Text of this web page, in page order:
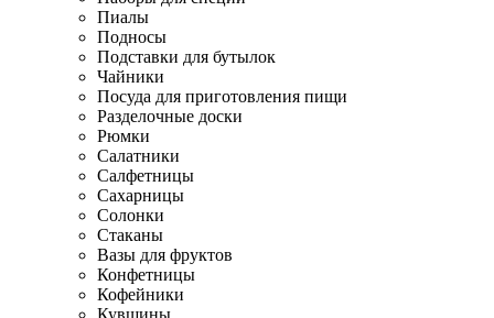
Пиалы
Подносы
Подставки для бутылок
Чайники
Посуда для приготовления пищи
Разделочные доски
Рюмки
Салатники
Салфетницы
Сахарницы
Солонки
Стаканы
Вазы для фруктов
Конфетницы
Кофейники
Кувшины